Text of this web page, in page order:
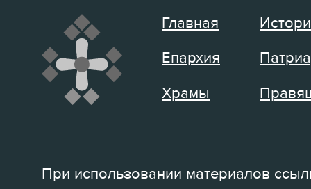
Главная
Епархия
Храмы
При использовании материалов